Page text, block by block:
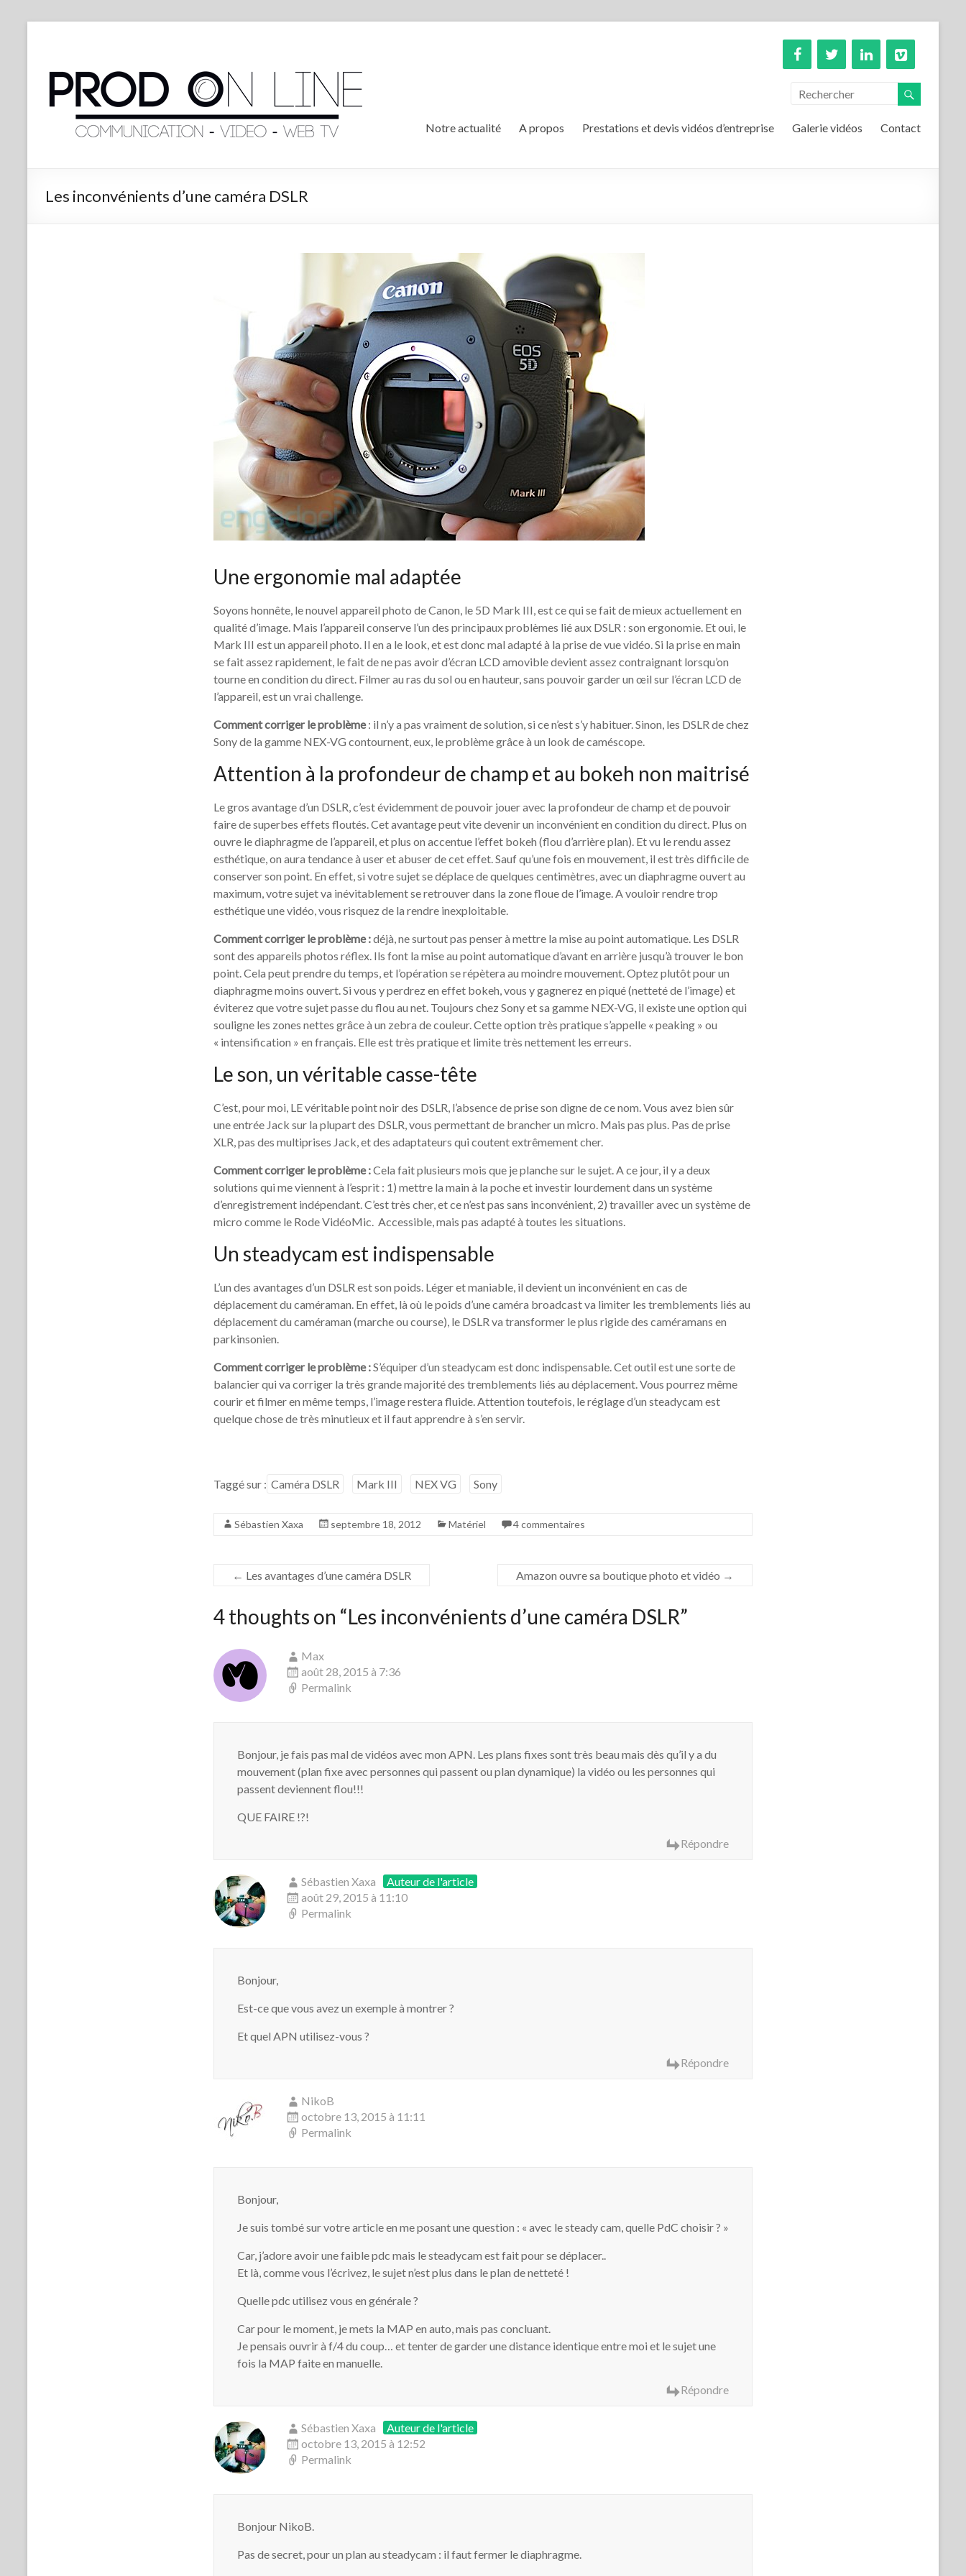
Notre actualité A propos Prestations et devis vidéos d’entreprise Galerie vidéos Contact
Les inconvénients d’une caméra DSLR
Une ergonomie mal adaptée
Soyons honnête, le nouvel appareil photo de Canon, le 5D Mark III, est ce qui se fait de mieux actuellement en
qualité d’image. Mais l’appareil conserve l’un des principaux problèmes lié aux DSLR : son ergonomie. Et oui, le
Mark III est un appareil photo. Il en a le look, et est donc mal adapté à la prise de vue vidéo. Si la prise en main
se fait assez rapidement, le fait de ne pas avoir d’écran LCD amovible devient assez contraignant lorsqu’on
tourne en condition du direct. Filmer au ras du sol ou en hauteur, sans pouvoir garder un œil sur l’écran LCD de
l’appareil, est un vrai challenge.
Comment corriger le problème: il n’y a pas vraiment de solution, si ce n’est s’y habituer. Sinon, les DSLR de chez
Sony de la gamme NEX-VG contournent, eux, le problème grâce à un look de caméscope.
Attention à la profondeur de champ et au bokeh non maitrisé
Le gros avantage d’un DSLR, c’est évidemment de pouvoir jouer avec la profondeur de champ et de pouvoir
faire de superbes effets floutés. Cet avantage peut vite devenir un inconvénient en condition du direct. Plus on
ouvre le diaphragme de l’appareil, et plus on accentue l’effet bokeh (flou d’arrière plan). Et vu le rendu assez
esthétique, on aura tendance à user et abuser de cet effet. Sauf qu’une fois en mouvement, il est très difficile de
conserver son point. En effet, si votre sujet se déplace de quelques centimètres, avec un diaphragme ouvert au
maximum, votre sujet va inévitablement se retrouver dans la zone floue de l’image. A vouloir rendre trop
esthétique une vidéo, vous risquez de la rendre inexploitable.
Comment corriger le problème :déjà, ne surtout pas penser à mettre la mise au point automatique. Les DSLR
sont des appareils photos réflex. Ils font la mise au point automatique d’avant en arrière jusqu’à trouver le bon
point. Cela peut prendre du temps, et l’opération se répètera au moindre mouvement. Optez plutôt pour un
diaphragme moins ouvert. Si vous y perdrez en effet bokeh, vous y gagnerez en piqué (netteté de l’image) et
éviterez que votre sujet passe du flou au net. Toujours chez Sony et sa gamme NEX-VG, il existe une option qui
souligne les zones nettes grâce à un zebra de couleur. Cette option très pratique s’appelle « peaking » ou
« intensification » en français. Elle est très pratique et limite très nettement les erreurs.
Le son, un véritable casse-tête
C’est, pour moi, LE véritable point noir des DSLR, l’absence de prise son digne de ce nom. Vous avez bien sûr
une entrée Jack sur la plupart des DSLR, vous permettant de brancher un micro. Mais pas plus. Pas de prise
XLR, pas des multiprises Jack, et des adaptateurs qui coutent extrêmement cher.
Comment corriger le problème :Cela fait plusieurs mois que je planche sur le sujet. A ce jour, il y a deux
solutions qui me viennent à l’esprit : 1) mettre la main à la poche et investir lourdement dans un système
d’enregistrement indépendant. C’est très cher, et ce n’est pas sans inconvénient, 2) travailler avec un système de
micro comme le Rode VidéoMic. Accessible, mais pas adapté à toutes les situations.
Un steadycam est indispensable
L’un des avantages d’un DSLR est son poids. Léger et maniable, il devient un inconvénient en cas de
déplacement du caméraman. En effet, là où le poids d’une caméra broadcast va limiter les tremblements liés au
déplacement du caméraman (marche ou course), le DSLR va transformer le plus rigide des caméramans en
parkinsonien.
Comment corriger le problème :S’équiper d’un steadycam est donc indispensable. Cet outil est une sorte de
balancier qui va corriger la très grande majorité des tremblements liés au déplacement. Vous pourrez même
courir et filmer en même temps, l’image restera fluide. Attention toutefois, le réglage d’un steadycam est
quelque chose de très minutieux et il faut apprendre à s’en servir.
Taggé sur : Caméra DSLR Mark III NEX VG Sony
Sébastien Xaxa septembre 18, 2012 Matériel 4 commentaires
← Les avantages d’une caméra DSLR Amazon ouvre sa boutique photo et vidéo →
4 thoughts on “Les inconvénients d’une caméra DSLR”
Max
août 28, 2015 à 7:36
Permalink
Bonjour, je fais pas mal de vidéos avec mon APN. Les plans fixes sont très beau mais dès qu’il y a du
mouvement (plan fixe avec personnes qui passent ou plan dynamique) la vidéo ou les personnes qui
passent deviennent flou!!!
QUE FAIRE !?!
Répondre
Sébastien Xaxa
Auteur de l'article
août 29, 2015 à 11:10
Permalink
Bonjour,
Est-ce que vous avez un exemple à montrer ?
Et quel APN utilisez-vous ?
Répondre
NikoB
octobre 13, 2015 à 11:11
Permalink
Bonjour,
Je suis tombé sur votre article en me posant une question : « avec le steady cam, quelle PdC choisir ? »
Car, j’adore avoir une faible pdc mais le steadycam est fait pour se déplacer..
Et là, comme vous l’écrivez, le sujet n’est plus dans le plan de netteté !
Quelle pdc utilisez vous en générale ?
Car pour le moment, je mets la MAP en auto, mais pas concluant.
Je pensais ouvrir à f/4 du coup… et tenter de garder une distance identique entre moi et le sujet une
fois la MAP faite en manuelle.
Répondre
Sébastien Xaxa
Auteur de l'article
octobre 13, 2015 à 12:52
Permalink
Bonjour NikoB.
Pas de secret, pour un plan au steadycam : il faut fermer le diaphragme.